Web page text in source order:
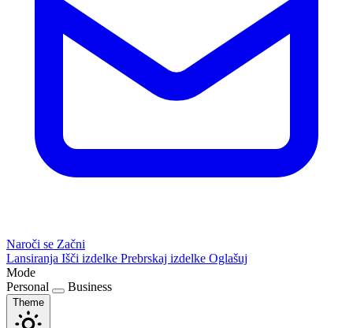
Naroči se Začni
Lansiranja Išči izdelke Prebrskaj izdelke Oglašuj
Mode
Personal
Business
Theme